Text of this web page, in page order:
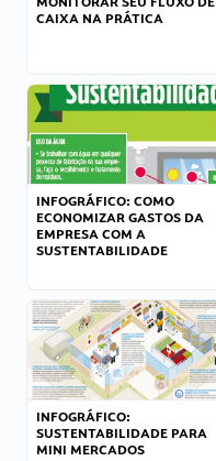
CAIXA NA PRÁTICA
INFOGRÁFICO: COMO
ECONOMIZAR GASTOS DA
EMPRESA COM A
SUSTENTABILIDADE
INFOGRÁFICO:
SUSTENTABILIDADE PARA
MINI MERCADOS